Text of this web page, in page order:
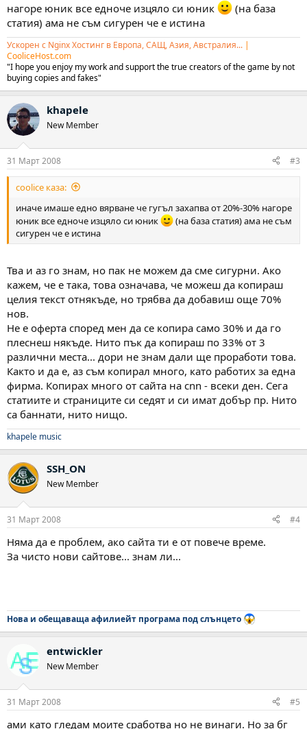
нагоре юник все едноче изцяло си юник
(на база
статия) ама не съм сигурен че е истина
Ускорен с Nginx Хостинг в Европа, САЩ, Азия, Австралия... |
CooliceHost.com
"I hope you enjoy my work and support the true creators of the game by not
buying copies and fakes"
khapele
New Member
31 Март 2008 #3
coolice каза:
иначе имаше едно вярване че гугъл захапва от 20%-30% нагоре
юник все едноче изцяло си юник
(на база статия) ама не съм
сигурен че е истина
Тва и аз го знам, но пак не можем да сме сигурни. Ако
кажем, че е така, това означава, че можеш да копираш
целия текст отнякъде, но трябва да добавиш още 70%
нов.
Не е оферта според мен да се копира само 30% и да го
плеснеш някъде. Нито пък да копираш по 33% от 3
различни места... дори не знам дали ще проработи това.
Както и да е, аз съм копирал много, като работих за една
фирма. Копирах много от сайта на cnn - всеки ден. Сега
статиите и страниците си седят и си имат добър пр. Нито
са баннати, нито нищо.
khapele music
SSH_ON
New Member
31 Март 2008 #4
Няма да е проблем, ако сайта ти е от повече време.
За чисто нови сайтове... знам ли...
Нова и обещаваща афилиейт програма под слънцето
entwickler
New Member
31 Март 2008 #5
ами като гледам моите сработва но не винаги. Но за бг